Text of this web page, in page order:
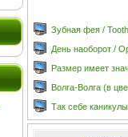
Зубная фея /
День наоборот /
Размер имеет
Волга-Волга (в
Так себе